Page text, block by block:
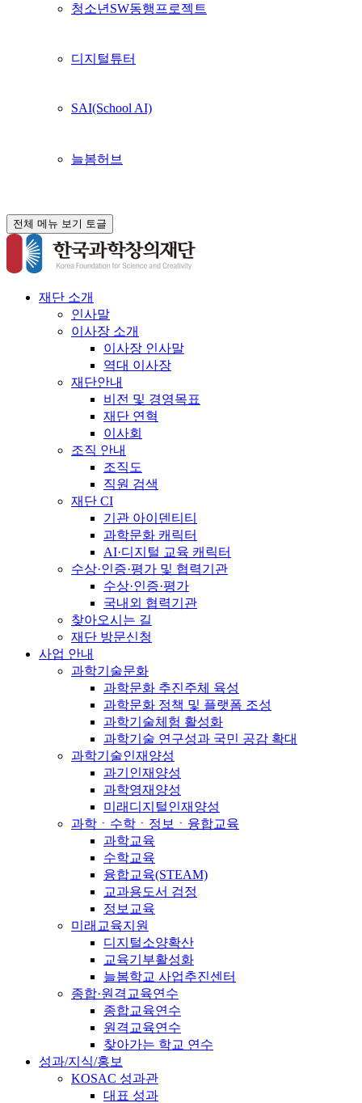
청소년SW동행프로젝트
디지털튜터
SAI(School AI)
늘봄허브
전체 메뉴 보기 토글
재단 소개
인사말
이사장 소개
이사장 인사말
역대 이사장
재단안내
비전 및 경영목표
재단 연혁
이사회
조직 안내
조직도
직원 검색
재단 CI
기관 아이덴티티
과학문화 캐릭터
AI·디지털 교육 캐릭터
수상·인증·평가 및 협력기관
수상·인증·평가
국내외 협력기관
찾아오시는 길
재단 방문신청
사업 안내
과학기술문화
과학문화 추진주체 육성
과학문화 정책 및 플랫폼 조성
과학기술체험 활성화
과학기술 연구성과 국민 공감 확대
과학기술인재양성
과기인재양성
과학영재양성
미래디지털인재양성
과학ㆍ수학ㆍ정보ㆍ융합교육
과학교육
수학교육
융합교육(STEAM)
교과용도서 검정
정보교육
미래교육지원
디지털소양확산
교육기부활성화
늘봄학교 사업추진센터
종합·원격교육연수
종합교육연수
원격교육연수
찾아가는 학교 연수
성과/지식/홍보
KOSAC 성과관
대표 성과